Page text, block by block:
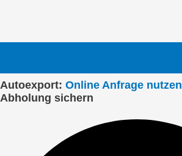
Autoexport: Online Anfrage nutzen
Abholung sichern